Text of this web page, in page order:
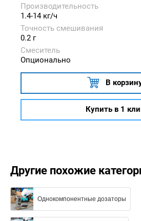
Производительность
1.4-14 кг/ч
Точность смешивания
0.2 г
Смеситель
Опционально
В
Купить в 1
Другие похожие
Однокомпонентные дозаторы